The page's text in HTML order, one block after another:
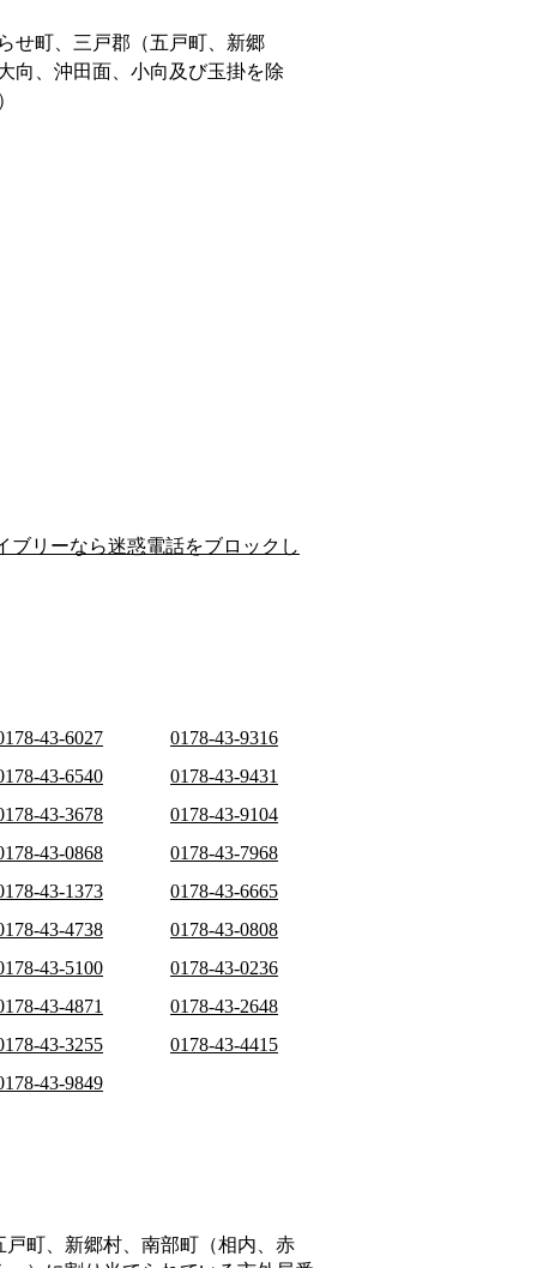
せ町、三戸郡（五戸町、新郷
向、沖田面、小向及び玉掛を除
ブリーなら迷惑電話をブロックし
43-6027
0178-43-9316
43-6540
0178-43-9431
43-3678
0178-43-9104
43-0868
0178-43-7968
43-1373
0178-43-6665
43-4738
0178-43-0808
43-5100
0178-43-0236
43-4871
0178-43-2648
43-3255
0178-43-4415
43-9849
町、新郷村、南部町（相内、赤